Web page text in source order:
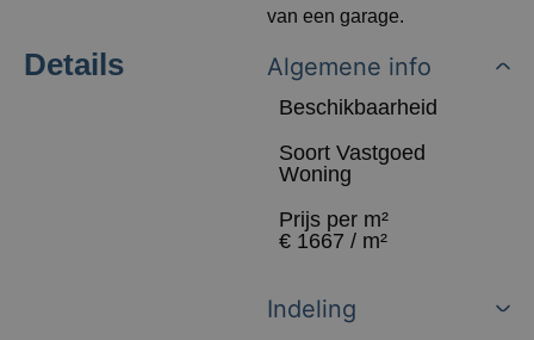
van een garage.
Details Algemene info
Beschikbaarheid
Soort Vastgoed
Woning
Prijs per m²
€ 1667 / m²
Indeling